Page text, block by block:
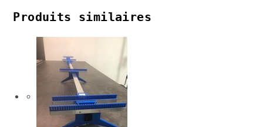
Produits similaires